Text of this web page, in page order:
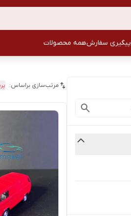
پیگیری سفارشهمه محصولات
مرتب‌سازی براساس: